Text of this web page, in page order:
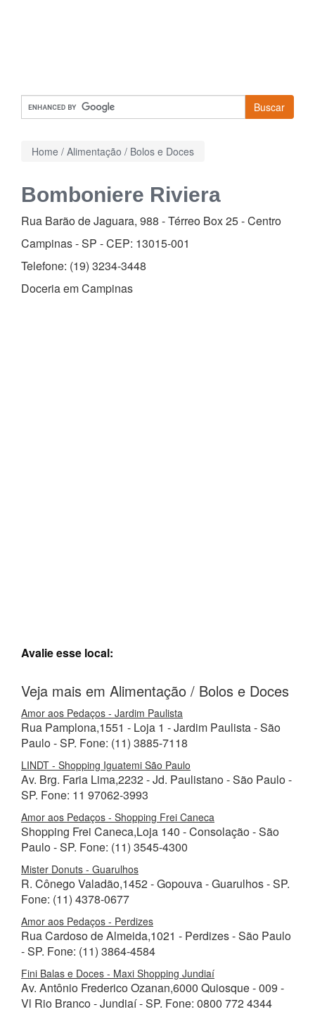
Buscar
Home / Alimentação / Bolos e Doces
Bomboniere Riviera
Rua Barão de Jaguara, 988 - Térreo Box 25-Centro
Campinas - SP - CEP: 13015-001
Telefone: (19) 3234-3448
Doceria em Campinas
Avalie esse local:
Veja mais em Alimentação / Bolos e Doces
Amor aos Pedaços - Jardim Paulista
Rua Pamplona,1551 - Loja 1 - Jardim Paulista - São
Paulo - SP. Fone: (11) 3885-7118
LINDT - Shopping Iguatemi São Paulo
Av. Brg. Faria Lima,2232 - Jd. Paulistano - São Paulo -
SP. Fone: 11 97062-3993
Amor aos Pedaços - Shopping Frei Caneca
Shopping Frei Caneca,Loja 140 - Consolação - São
Paulo - SP. Fone: (11) 3545-4300
Mister Donuts - Guarulhos
R. Cônego Valadão,1452 - Gopouva - Guarulhos - SP.
Fone: (11) 4378-0677
Amor aos Pedaços - Perdizes
Rua Cardoso de Almeida,1021 - Perdizes - São Paulo
- SP. Fone: (11) 3864-4584
Fini Balas e Doces - Maxi Shopping Jundiaí
Av. Antônio Frederico Ozanan,6000 Quiosque - 009 -
Vl Rio Branco - Jundiaí - SP. Fone: 0800 772 4344